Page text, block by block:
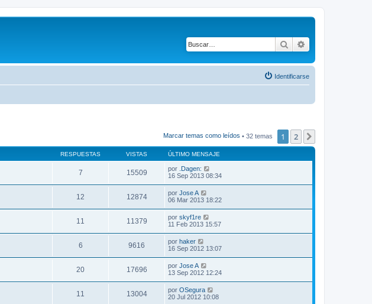
Buscar
Identificarse
Marcar temas como leídos • 32 temas 1 2
RESPUESTAS VISTAS ÚLTIMO MENSAJE
7 15509 por .Dagen:
16 Sep 2013 08:34
12 12874 por Jose A
06 Mar 2013 18:22
11 11379 por skyf1re
11 Feb 2013 15:57
6 9616 por haker
16 Sep 2012 13:07
20 17696 por Jose A
13 Sep 2012 12:24
11 13004 por OSegura
20 Jul 2012 10:08